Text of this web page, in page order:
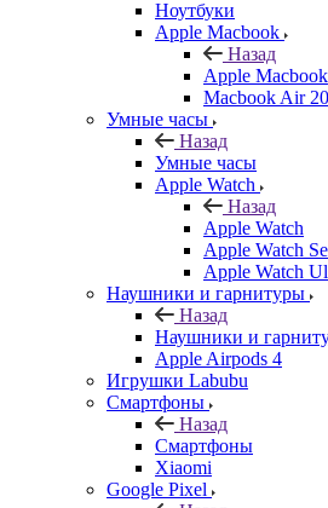
Ноутбуки
Apple Macbook
Назад
Apple Macbook
Macbook Air
Умные часы
Назад
Умные часы
Apple Watch
Назад
Apple Watch
Apple Watch
Apple Watch
Наушники и гарнитуры
Назад
Наушники и
Apple Airpods 4
Игрушки Labubu
Смартфоны
Назад
Смартфоны
Xiaomi
Google Pixel